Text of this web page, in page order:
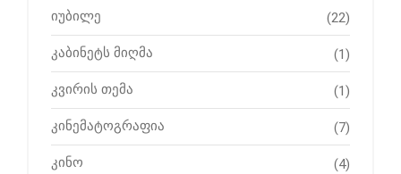
იუბილე (22)
კაბინეტს მიღმა (1)
კვირის თემა (1)
კინემატოგრაფია (7)
კინო (4)